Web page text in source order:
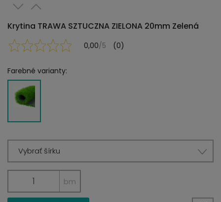
Krytina TRAWA SZTUCZNA ZIELONA 20mm Zelená
0,00/5 (0)
Farebné varianty:
Vybrať šírku
bm